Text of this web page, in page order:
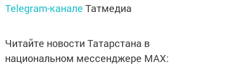
Telegram-канале Татмедиа
Читайте новости Татарстана в
национальном мессенджере MАХ: